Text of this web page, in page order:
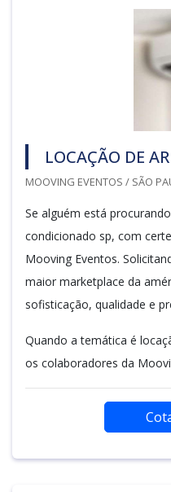
LOCAÇÃO DE
MOOVING EVENTOS / SÃO
Se alguém está
condicionado sp, com
Mooving Eventos.
maior marketplace da
sofisticação, qualidade e
Quando a temática é
os colaboradores da